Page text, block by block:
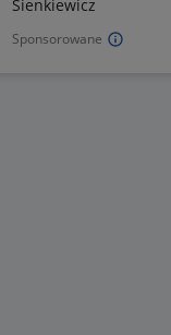
Sponsorowane
Sienkiewicz